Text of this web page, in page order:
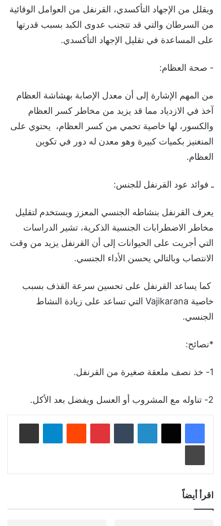
ويقلل من الإجهاد التأكسدي، القرنفل من العوامل الوقائية
من السرطان والتي قد تتجنب عدوى الكبد بسبب قدرتها
على المساعدة في تقليل الإجهاد التأكسدي.
- صحة العظام:
من المهم الإشارة إلى أن معدل الإصابة بهشاشة العظام
آخذ في الازدياد مما قد يزيد من مخاطر كسر العظام
والكسور، لها خاصية تحمي من كسر العظام، يحتوي على
المنغنيز بكميات كبيرة وهو معدن له دور في تكوين
العظام.
ـ فوائد عود القرنفل للجنس:
يعرف القرنفل بنشاطه الجنسي المعزز ويستخدم لتقليل
مخاطر الاضطرابات الجنسية الذكرية، تشير الدراسات
التي أجريت على الحيوانات إلى أن القرنفل يزيد من وقت
الانتصاب وبالتالي يحسن الأداء الجنسي.
كما يساعد القرنفل على تحسين سرعة القذف بسبب
خاصية Vajikarana التي تساعد على زيادة النشاط
الجنسي.
*نصائح:
1- خذ نصف ملعقة صغيرة من القرنفل.
2- تناوله مع المشروب أو العسل ويفضل بعد الأكل.
لينكدإن بينتيريست
اقرأ أيضاً